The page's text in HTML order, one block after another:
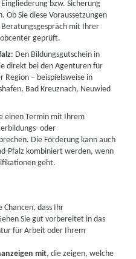
Wirtschaft (faw)
mbH | Koblenzer Straße
| Hafenstraße 39,
Fortbildungs
Speyer Partner
bzw. Sicherung
Ob Sie diese Voraussetzungen
mit Ihrer
geprüft.
: Den Bildungsgutschein in
direkt bei den Agenturen für
Region – beispielsweise in
Bad Kreuznach, Neuwied
einen Termin mit Ihrem
oder
Die Förderung kann auch
Pfalz kombiniert werden, wenn
geht.
dass Ihr
Sie gut vorbereitet in das
für Arbeit oder Ihrem
mit, die zeigen, welche